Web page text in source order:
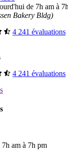
de 7h am à
Bakery Bldg)
4 241 évaluations
4 241 évaluations
am à 7h pm